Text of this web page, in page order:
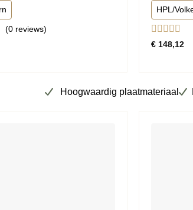
(0reviews)
HPL/
€ 148,12
Hoogwaardig plaatmateriaal